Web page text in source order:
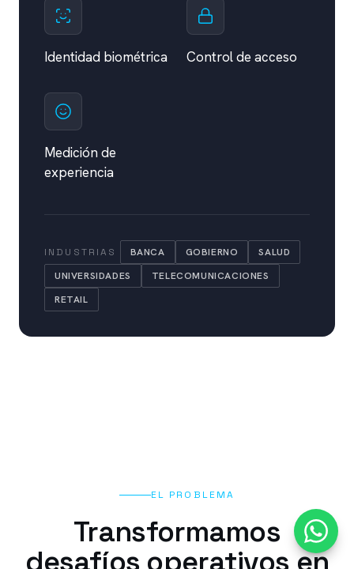
Identidad biométrica Control de acceso
Medición de
experiencia
INDUSTRIAS BANCA GOBIERNO
SALUD
UNIVERSIDADES
TELECOMUNICACIONES
RETAIL
EL PROBLEMA
Transformamos